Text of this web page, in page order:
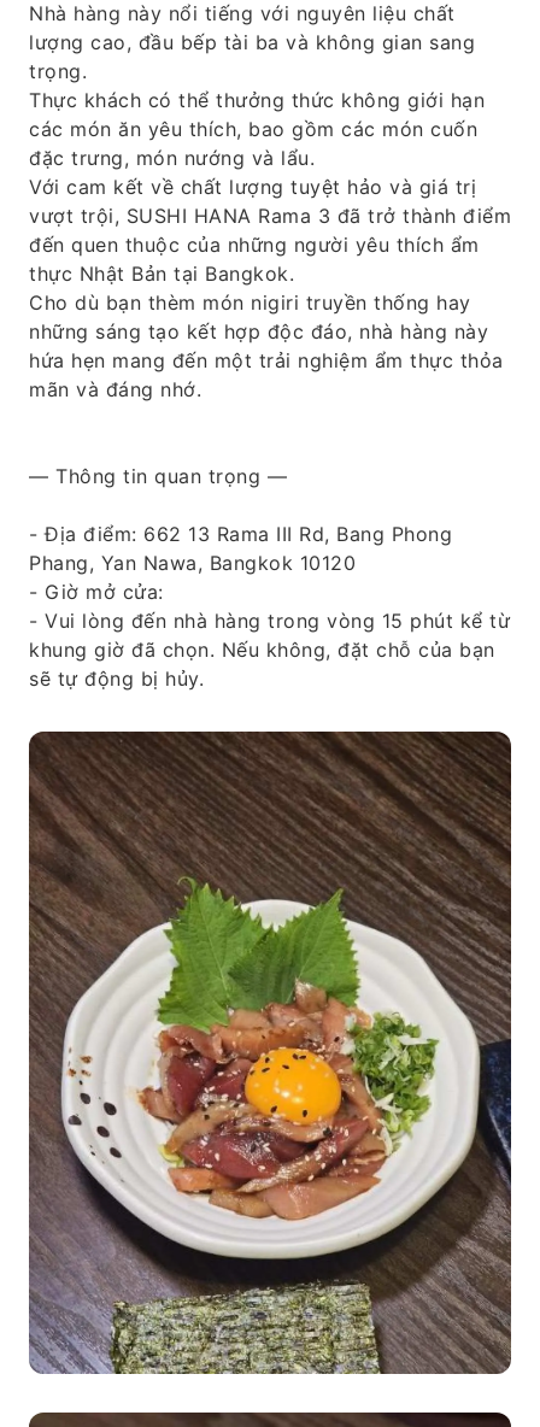
Nhà hàng này nổi tiếng với nguyên liệu chất
lượng cao, đầu bếp tài ba và không gian sang
trọng.
Thực khách có thể thưởng thức không giới hạn
các món ăn yêu thích, bao gồm các món cuốn
đặc trưng, ​​món nướng và lẩu.
Với cam kết về chất lượng tuyệt hảo và giá trị
vượt trội, SUSHI HANA Rama 3 đã trở thành điểm
đến quen thuộc của những người yêu thích ẩm
thực Nhật Bản tại Bangkok.
Cho dù bạn thèm món nigiri truyền thống hay
những sáng tạo kết hợp độc đáo, nhà hàng này
hứa hẹn mang đến một trải nghiệm ẩm thực thỏa
mãn và đáng nhớ.
— Thông tin quan trọng —
- Địa điểm: 662 13 Rama III Rd, Bang Phong
Phang, Yan Nawa, Bangkok 10120
- Giờ mở cửa:
- Vui lòng đến nhà hàng trong vòng 15 phút kể từ
khung giờ đã chọn. Nếu không, đặt chỗ của bạn
sẽ tự động bị hủy.